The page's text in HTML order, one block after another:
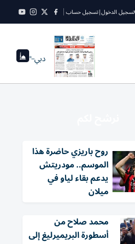
تسجيل الدخول|تسجيل حساب
دبي--°
روح باريزي حاضرة هذا
الموسم.. مودريتش
يدعم بقاء لياو في
ميلان
محمد صلاح من
أسطورة البريميرليغ إلى